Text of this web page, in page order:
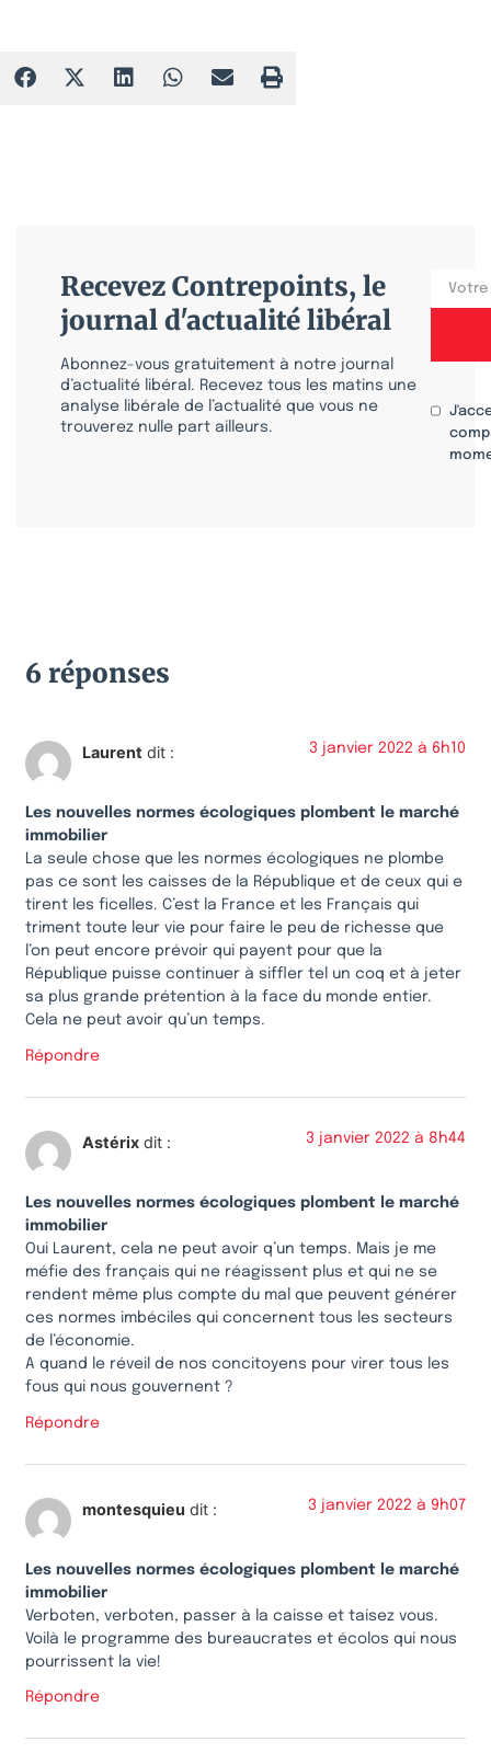
Recevez Contrepoints, le
journal d'actualité libéral
Abonnez-vous gratuitement à notre journal
d’actualité libéral. Recevez tous les matins une
analyse libérale de l’actualité que vous ne
trouverez nulle part ailleurs.
6 réponses
Laurent dit : 3 janvier 2022 à 6h10
Les nouvelles normes écologiques plombent le marché
immobilier
La seule chose que les normes écologiques ne plombe
pas ce sont les caisses de la République et de ceux qui e
tirent les ficelles. C’est la France et les Français qui
triment toute leur vie pour faire le peu de richesse que
l’on peut encore prévoir qui payent pour que la
République puisse continuer à siffler tel un coq et à jeter
sa plus grande prétention à la face du monde entier.
Cela ne peut avoir qu’un temps.
Répondre
Astérix dit : 3 janvier 2022 à 8h44
Les nouvelles normes écologiques plombent le marché
immobilier
Oui Laurent, cela ne peut avoir q’un temps. Mais je me
méfie des français qui ne réagissent plus et qui ne se
rendent même plus compte du mal que peuvent générer
ces normes imbéciles qui concernent tous les secteurs
de l’économie.
A quand le réveil de nos concitoyens pour virer tous les
fous qui nous gouvernent ?
Répondre
montesquieu dit : 3 janvier 2022 à 9h07
Les nouvelles normes écologiques plombent le marché
immobilier
Verboten, verboten, passer à la caisse et taisez vous.
Voilà le programme des bureaucrates et écolos qui nous
pourrissent la vie!
Répondre